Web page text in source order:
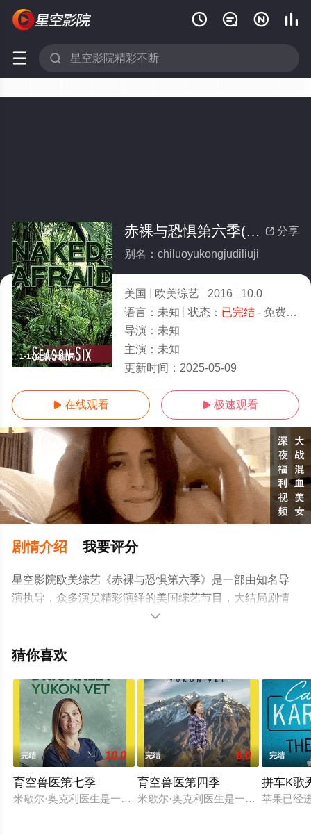
   
 
1-17全集/大结局
 分享
赤裸与恐惧第六季(全集)
别名：chiluoyukongjudiliuji
美国 欧美综艺 2016
10.0
语言： 未知 状态： 已完结- 免费在线观看
导演： 未知
主演： 未知
更新时间： 2025-05-09
 在线观看  极速观看
剧情介绍 我要评分
星空影院欧美综艺《赤裸与恐惧第六季》是一部由知名导
演执导，众多演员精彩演绎的美国综艺节目，大结局剧情
已揭晓（1-17全集），手机免费观看高清无删减完整版综
艺、电视猫或剧情网等平台了解。

猜你喜欢
完结 10.0
育空兽医第七季
米歇尔·奥克利医生是一位兽医，她负责照顾育空地区几乎所有
完结 6.0
育空兽医第四季
米歇尔·奥克利医生是一位兽医，她
完结
拼车K歌
苹果已经